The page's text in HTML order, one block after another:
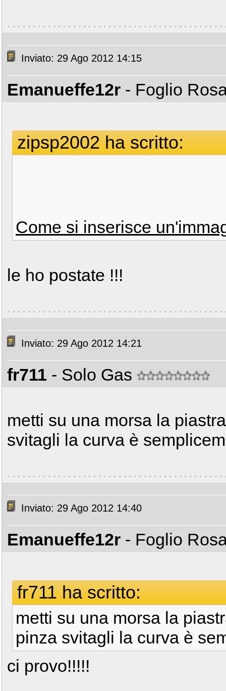
Inviato: 29 Ago 2012 14:15
Emanueffe12r - Foglio
zipsp2002 ha scritto:
Come si inserisce
le ho postate !!!
Inviato: 29 Ago 2012 14:21
fr711 - Solo Gas
metti su una morsa la
svitagli la curva è
Inviato: 29 Ago 2012 14:40
Emanueffe12r - Foglio
fr711 ha scritto:
metti su una morsa la
pinza svitagli la curva è
ci provo!!!!!